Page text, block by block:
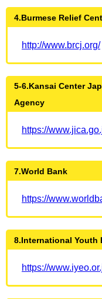
4.Burmese Relief
http://www.brcj.org/
5-6.Kansai Center
Agency
https://
7.World Bank
https://
8.International Youth
https://